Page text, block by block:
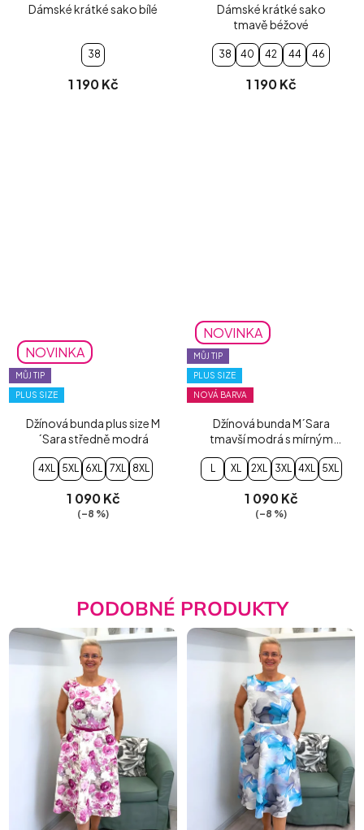
Dámské krátké sako bílé
38
1 190 Kč
Dámské krátké sako
tmavě béžové
38 40 42 44 46
1 190 Kč
NOVINKA
MŮJ TIP
PLUS SIZE
Džínová bunda plus size M
´Sara středně modrá
4XL 5XL 6XL 7XL 8XL
1 090 Kč
(–8 %)
NOVINKA
MŮJ TIP
PLUS SIZE
NOVÁ BARVA
Džínová bunda M´Sara
tmavší modrá s mírným
šisováním
L XL 2XL 3XL 4XL 5XL
1 090 Kč
(–8 %)
PODOBNÉ PRODUKTY